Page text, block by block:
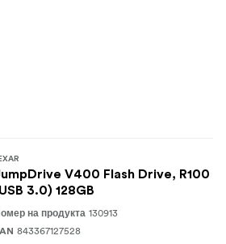
V400 Flash Drive, R100
3.0) 128GB
на продукта 130913
843367127528